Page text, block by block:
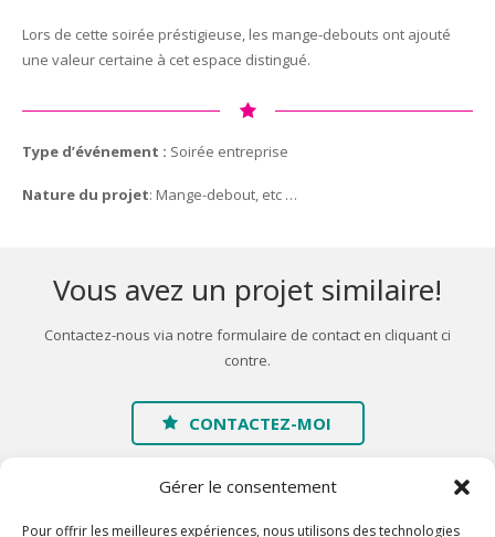
Gérer le consentement
Pour offrir les meilleures expériences, nous utilisons des technologies
Lors de cette soirée préstigieuse, les mange-debouts ont ajouté
une valeur certaine à cet espace distingué.
Type d’événement : Soirée entreprise
Nature du projet: Mange-debout, etc …
Vous avez un projet similaire!
Contactez-nous via notre formulaire de contact en cliquant ci
contre.
CONTACTEZ-MOI